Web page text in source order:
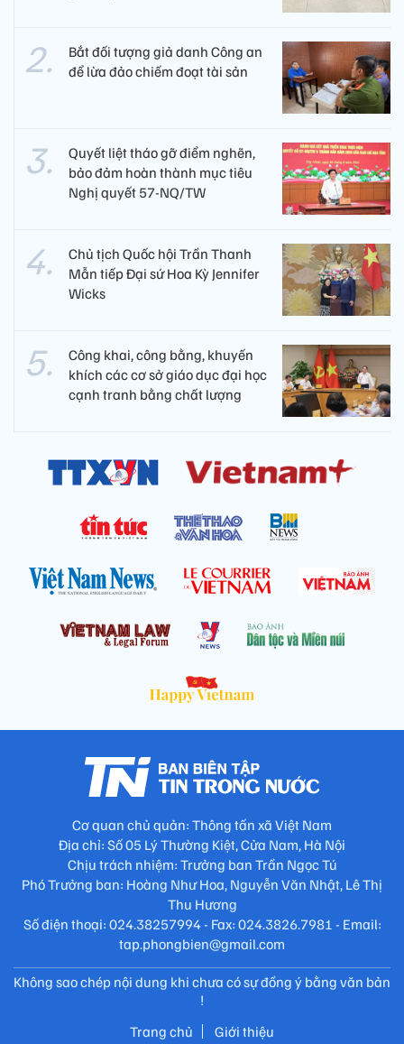
Bắt đối tượng giả danh Công an
để lừa đảo chiếm đoạt tài sản
Quyết liệt tháo gỡ điểm nghẽn,
bảo đảm hoàn thành mục tiêu
Nghị quyết 57-NQ/TW
Chủ tịch Quốc hội Trần Thanh
Mẫn tiếp Đại sứ Hoa Kỳ Jennifer
Wicks
Công khai, công bằng, khuyến
khích các cơ sở giáo dục đại học
cạnh tranh bằng chất lượng​
Cơ quan chủ quản: Thông tấn xã Việt Nam
Địa chỉ: Số 05 Lý Thường Kiệt, Cửa Nam, Hà Nội
Chịu trách nhiệm: Trưởng ban Trần Ngọc Tú
Phó Trưởng ban: Hoàng Như Hoa, Nguyễn Văn Nhật, Lê Thị
Thu Hương
Số điện thoại: 024.38257994 - Fax: 024.3826.7981 - Email:
tap.phongbien@gmail.com
Không sao chép nội dung khi chưa có sự đồng ý bằng văn bản
!
Trang chủ
Giới thiệu